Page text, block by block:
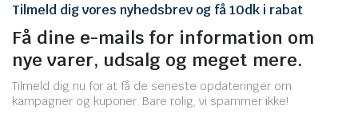
Tilmeld dig vores nyhedsbrev og få 10dk i rabat
Få dine e-mails for information om
nye varer, udsalg og meget mere.
Tilmeld dig nu for at få de seneste opdateringer om
kampagner og kuponer. Bare rolig, vi spammer ikke!